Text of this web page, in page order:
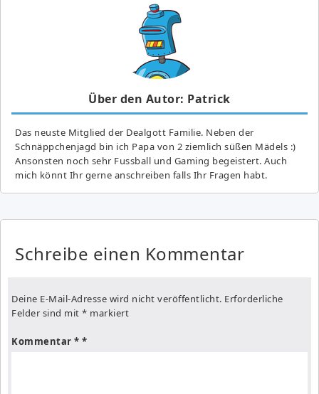
Über den Autor: Patrick
Das neuste Mitglied der Dealgott Familie. Neben der
Schnäppchenjagd bin ich Papa von 2 ziemlich süßen Mädels :)
Ansonsten noch sehr Fussball und Gaming begeistert. Auch
mich könnt Ihr gerne anschreiben falls Ihr Fragen habt.
Schreibe einen Kommentar
Deine E-Mail-Adresse wird nicht veröffentlicht. Erforderliche
Felder sind mit * markiert
Kommentar *